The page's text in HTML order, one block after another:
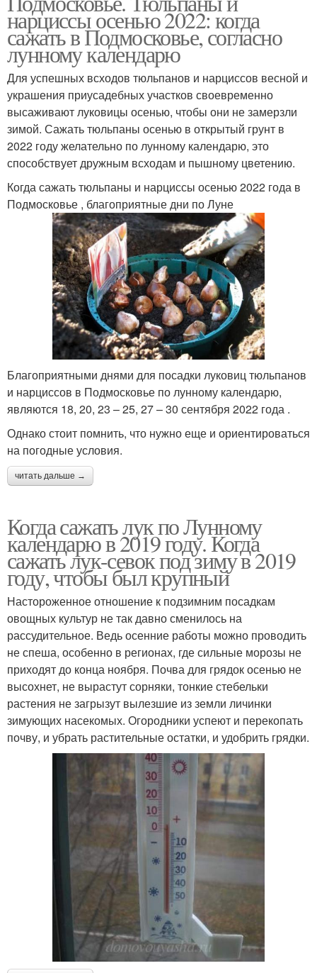
нарциссы осенью 2022: когда
сажать в Подмосковье, согласно
лунному календарю
Для успешных всходов тюльпанов и нарциссов весной и
украшения приусадебных участков своевременно
высаживают луковицы осенью, чтобы они не замерзли
зимой. Сажать тюльпаны осенью в открытый грунт в
2022 году желательно по лунному календарю, это
способствует дружным всходам и пышному цветению.
Когда сажать тюльпаны и нарциссы осенью 2022 года в
Подмосковье , благоприятные дни по Луне
Благоприятными днями для посадки луковиц тюльпанов
и нарциссов в Подмосковье по лунному календарю,
являются 18, 20, 23 – 25, 27 – 30 сентября 2022 года .
Однако стоит помнить, что нужно еще и ориентироваться
на погодные условия.
читать дальше →
Когда сажать лук по Лунному
календарю в 2019 году. Когда
сажать лук-севок под зиму в 2019
году, чтобы был крупный
Настороженное отношение к подзимним посадкам
овощных культур не так давно сменилось на
рассудительное. Ведь осенние работы можно проводить
не спеша, особенно в регионах, где сильные морозы не
приходят до конца ноября. Почва для грядок осенью не
высохнет, не вырастут сорняки, тонкие стебельки
растения не загрызут вылезшие из земли личинки
зимующих насекомых. Огородники успеют и перекопать
почву, и убрать растительные остатки, и удобрить грядки.